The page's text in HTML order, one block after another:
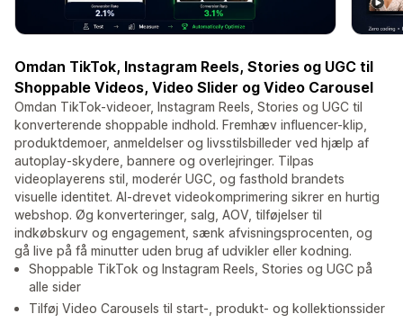
Omdan TikTok, Instagram Reels, Stories og UGC til
Shoppable Videos, Video Slider og Video Carousel
Omdan TikTok-videoer, Instagram Reels, Stories og UGC til
konverterende shoppable indhold. Fremhæv influencer-klip,
produktdemoer, anmeldelser og livsstilsbilleder ved hjælp af
autoplay-skydere, bannere og overlejringer. Tilpas
videoplayerens stil, moderér UGC, og fasthold brandets
visuelle identitet. AI-drevet videokomprimering sikrer en hurtig
webshop. Øg konverteringer, salg, AOV, tilføjelser til
indkøbskurv og engagement, sænk afvisningsprocenten, og
gå live på få minutter uden brug af udvikler eller kodning.
Shoppable TikTok og Instagram Reels, Stories og UGC på
alle sider
Tilføj Video Carousels til start-, produkt- og kollektionssider